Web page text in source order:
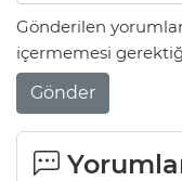
Gönderilen
içermemesi
Gönder